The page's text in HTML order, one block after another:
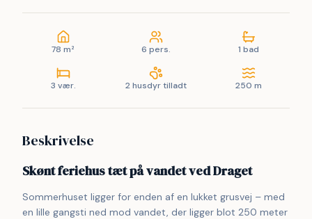
78 m² 6 pers. 1 bad
3 vær. 2 husdyr tilladt 250 m
Beskrivelse
Skønt feriehus tæt på vandet ved Draget
Sommerhuset ligger for enden af en lukket grusvej – med
en lille gangsti ned mod vandet, der ligger blot 250 meter